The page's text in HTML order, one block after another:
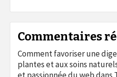
Commentaires
Comment favoriser une
plantes et aux soins